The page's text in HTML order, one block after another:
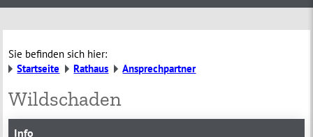
Sie befinden sich hier:
Startseite
Rathaus Ansprechpartner
Wildschaden
Info